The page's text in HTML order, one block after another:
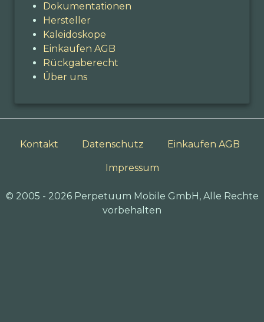
Dokumentationen
Hersteller
Kaleidoskope
Einkaufen AGB
Rückgaberecht
Über uns
Kontakt Datenschutz Einkaufen AGB
Impressum
© 2005 - 2026 Perpetuum Mobile GmbH, Alle Rechte
vorbehalten